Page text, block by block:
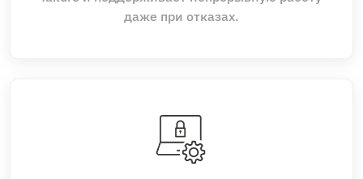
даже при отказах.